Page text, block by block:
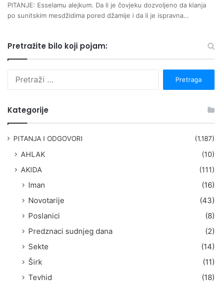
PITANJE: Esselamu alejkum. Da li je čovjeku dozvoljeno da klanja
po sunitskim mesdžidima pored džamije i da li je ispravna…
Pretražite bilo koji pojam:
Kategorije
PITANJA I ODGOVORI (1.187)
AHLAK
(10)
AKIDA
(111)
Iman
(16)
Novotarije
(43)
Poslanici
(8)
Predznaci sudnjeg dana
(2)
Sekte
(14)
Širk
(11)
Tevhid
(18)